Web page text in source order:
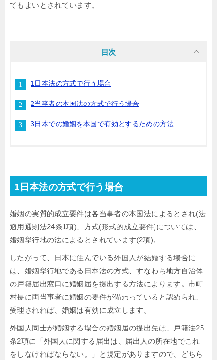
てもよいとされています。
目次
1日本法の方式で行う場合
2当事者の本国法の方式で行う場合
3日本での婚姻を本国で有効とするための方法
1日本法の方式で行う場合
婚姻の実質的成立要件は各当事者の本国法によるとされ(法
適用通則法24条1項)、方式(形式的成立要件)については、
婚姻挙行地の法によるとされています(2項)。
したがって、日本に住んでいる外国人が結婚する場合に
は、婚姻挙行地である日本法の方式、すなわち地方自治体
の戸籍届出窓口に婚姻届を提出する方法によります。市町
村長に両当事者に婚姻の要件が備わっていると認められ、
受理されれば、婚姻は有効に成立します。
外国人同士が婚姻する場合の婚姻届の提出先は、戸籍法25
条2項に「外国人に関する届出は、届出人の所在地でこれ
をしなければならない。」と規定がありますので、どちら